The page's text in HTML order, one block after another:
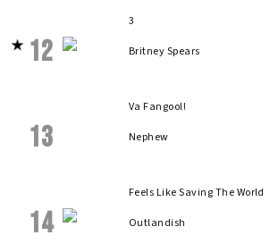
12
3
Britney Spears
13
Va Fangool!
Nephew
14
Feels Like Saving The World
Outlandish